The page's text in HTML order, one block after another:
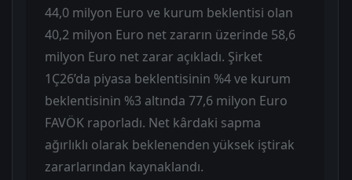
44,0 milyon Euro ve kurum beklentisi olan
40,2 milyon Euro net zararın üzerinde 58,6
milyon Euro net zarar açıkladı. Şirket
1Ç26’da piyasa beklentisinin %4 ve kurum
beklentisinin %3 altında 77,6 milyon Euro
FAVÖK raporladı. Net kârdaki sapma
ağırlıklı olarak beklenenden yüksek iştirak
zararlarından kaynaklandı.